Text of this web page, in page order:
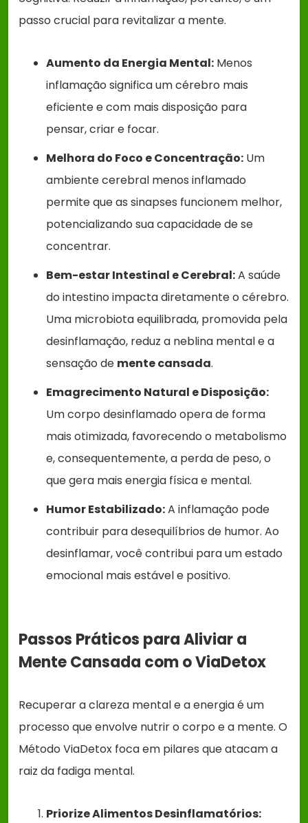
passo crucial para revitalizar a mente.
Aumento da Energia Mental: Menos
inflamação significa um cérebro mais
eficiente e com mais disposição para
pensar, criar e focar.
Melhora do Foco e Concentração: Um
ambiente cerebral menos inflamado
permite que as sinapses funcionem melhor,
potencializando sua capacidade de se
concentrar.
Bem-estar Intestinal e Cerebral:A saúde
do intestino impacta diretamente o cérebro.
Uma microbiota equilibrada, promovida pela
desinflamação, reduz a neblina mental e a
sensação de mente cansada.
Emagrecimento Natural e Disposição:
Um corpo desinflamado opera de forma
mais otimizada, favorecendo o metabolismo
e, consequentemente, a perda de peso, o
que gera mais energia física e mental.
Humor Estabilizado:A inflamação pode
contribuir para desequilíbrios de humor. Ao
desinflamar, você contribui para um estado
emocional mais estável e positivo.
Passos Práticos para Aliviar a
Mente Cansada com o ViaDetox
Recuperar a clareza mental e a energia é um
processo que envolve nutrir o corpo e a mente. O
Método ViaDetox foca em pilares que atacam a
raiz da fadiga mental.
Priorize Alimentos Desinflamatórios: